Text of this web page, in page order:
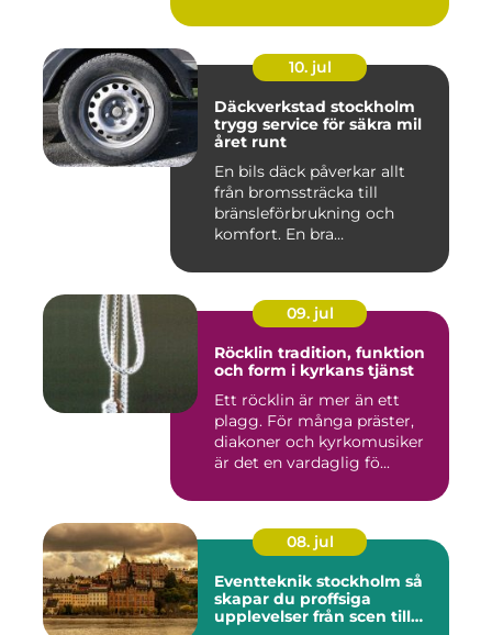
10. jul
Däckverkstad stockholm
trygg service för säkra mil
året runt
En bils däck påverkar allt
från bromssträcka till
bränsleförbrukning och
komfort. En bra
09. jul
Röcklin tradition, funktion
och form i kyrkans tjänst
Ett röcklin är mer än ett
plagg. För många präster,
diakoner och kyrkomusiker
är det en vardaglig fö...
08. jul
Eventteknik stockholm så
skapar du proffsiga
upplevelser från scen till